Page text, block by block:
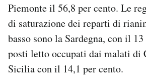
Piemonte il 56,8 per cento. Le
di saturazione dei reparti di
basso sono la Sardegna, con il
posti letto occupati dai malati di
Sicilia con il 14,1 per cento.